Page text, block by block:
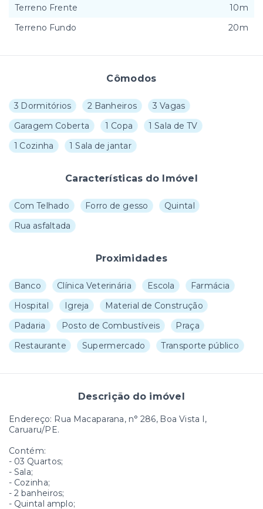
Cômodos
3 Dormitórios 2 Banheiros
3 Vagas
Garagem Coberta
1 Copa
1 Sala de TV
1 Cozinha
1 Sala de jantar
Características do Imóvel
Com Telhado Forro de gesso
Quintal
Rua asfaltada
Proximidades
Banco Clínica Veterinária Escola
Farmácia
Hospital
Igreja
Material de Construção
Padaria
Posto de Combustíveis
Praça
Restaurante
Supermercado Transporte público
Descrição do imóvel
Endereço: Rua Macaparana, n° 286, Boa Vista I,
Caruaru/PE.
Contém:
- 03 Quartos;
- Sala;
- Cozinha;
- 2 banheiros;
- Quintal amplo;
Terreno Frente
10m
Terreno Fundo
20m